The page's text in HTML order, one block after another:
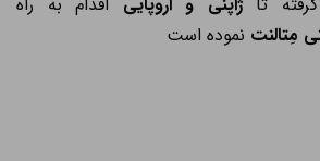
مِتالنتنموده است